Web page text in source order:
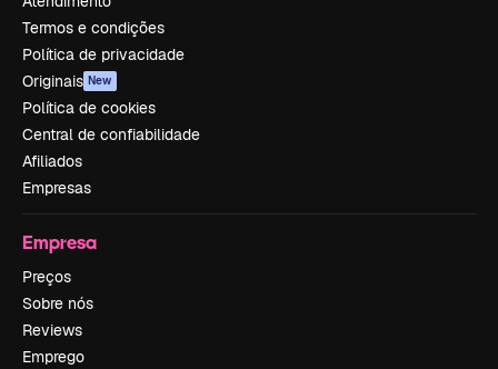
Termos e condições
Política de privacidade
Originais New
Política de cookies
Central de confiabilidade
Afiliados
Empresas
Empresa
Preços
Sobre nós
Reviews
Emprego